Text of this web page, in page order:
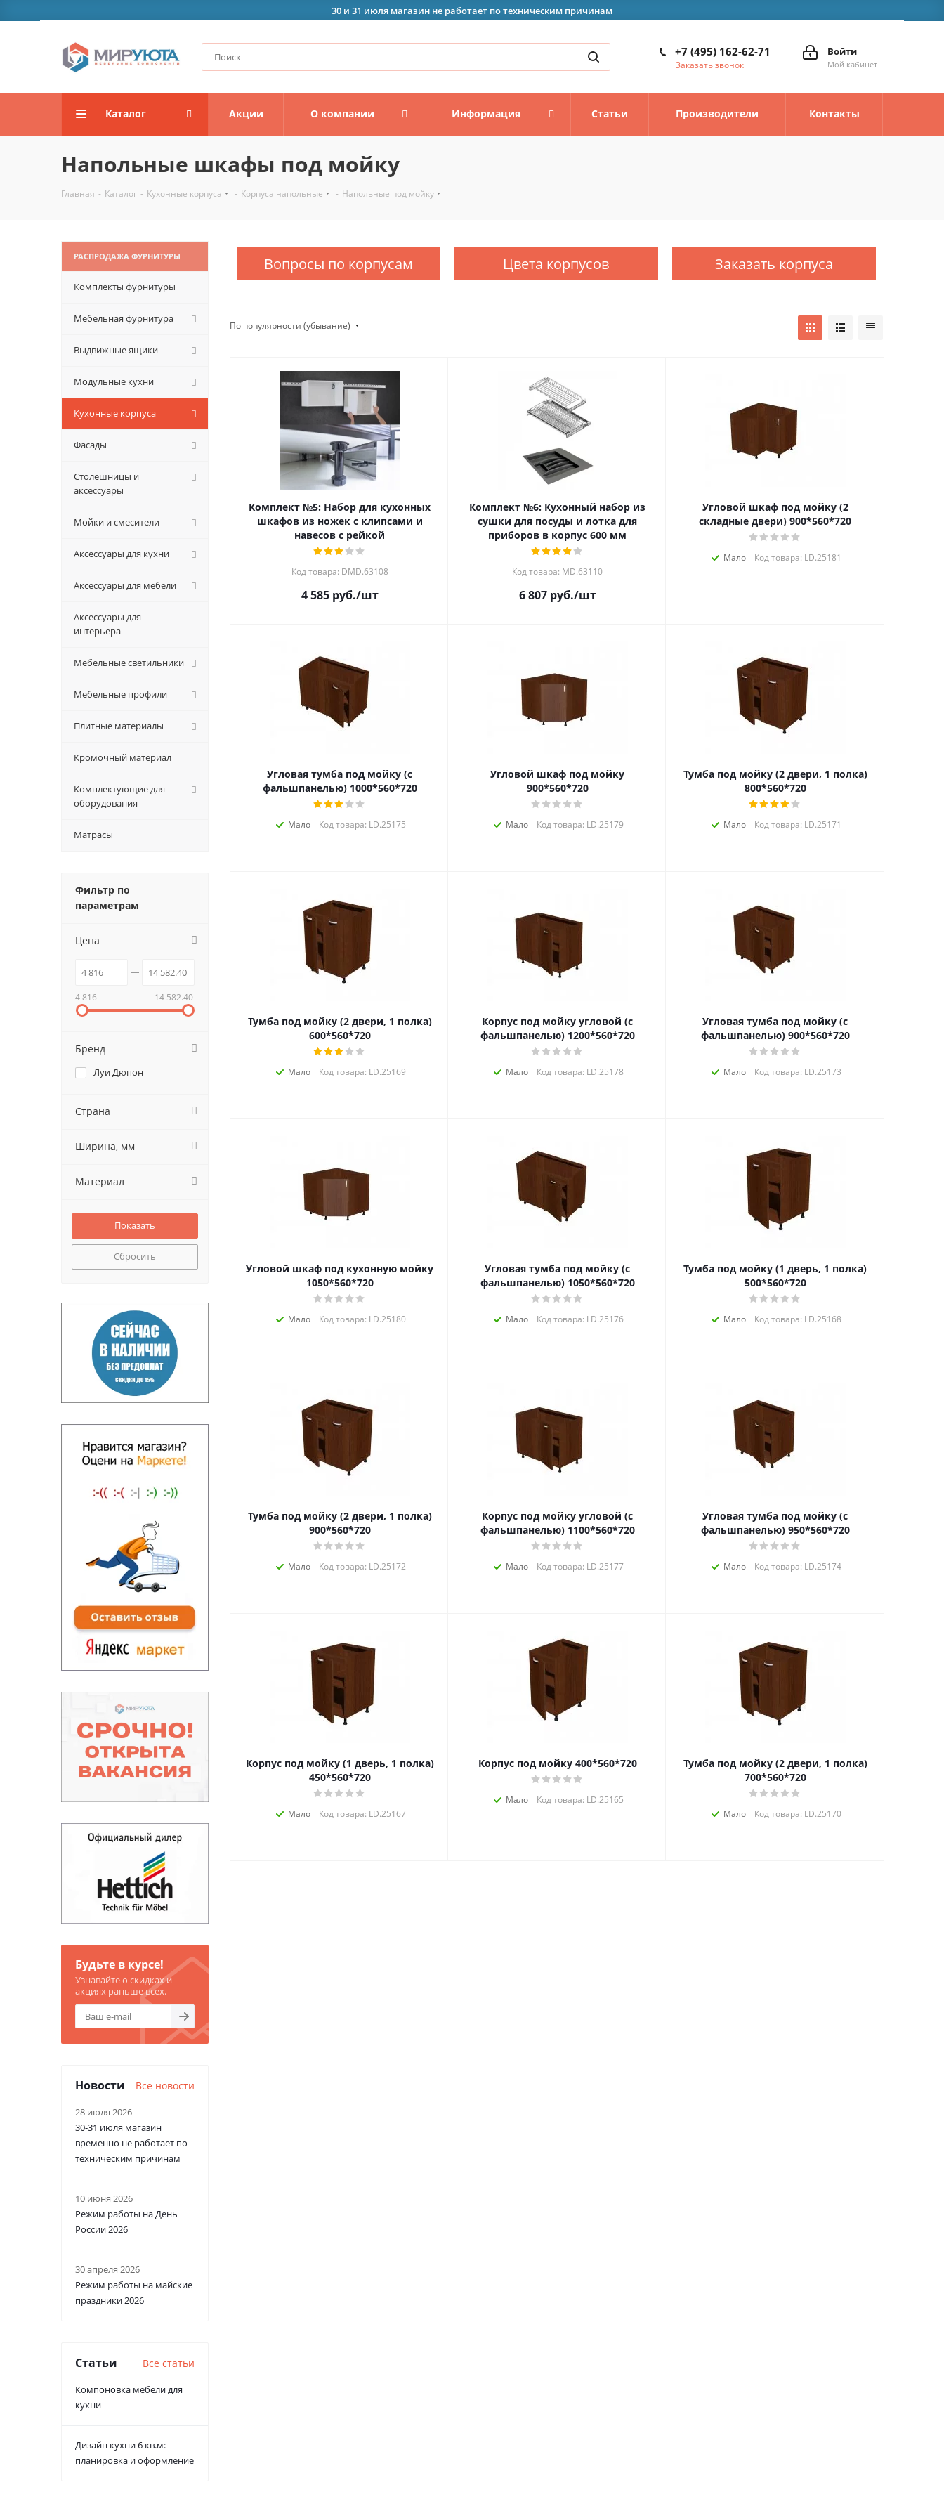
30 и 31 июля магазин не работает по техническим причинам
Войти
Мой кабинет
+7 (495) 162-62-71
Заказать звонок
Каталог Акции О компании Информация Статьи Производители Контакты
Напольные шкафы под мойку
Главная - Каталог - Кухонные корпуса - Корпуса напольные - Напольные под мойку
Вопросы по корпусам Цвета корпусов Заказать корпуса
По популярности (убывание)
Комплект №5: Набор для кухонных
шкафов из ножек с клипсами и
навесов с рейкой
Код товара: DMD.63108
4 585руб./шт
Комплект №6: Кухонный набор из
сушки для посуды и лотка для
приборов в корпус 600 мм
Код товара: MD.63110
6 807руб./шт
Угловой шкаф под мойку (2
складные двери) 900*560*720
Мало Код товара: LD.25181
Угловая тумба под мойку (с
фальшпанелью) 1000*560*720
Мало Код товара: LD.25175
Угловой шкаф под мойку
900*560*720
Мало Код товара: LD.25179
Тумба под мойку (2 двери, 1 полка)
800*560*720
Мало Код товара: LD.25171
Тумба под мойку (2 двери, 1 полка)
600*560*720
Мало Код товара: LD.25169
Корпус под мойку угловой (с
фальшпанелью) 1200*560*720
Мало Код товара: LD.25178
Угловая тумба под мойку (с
фальшпанелью) 900*560*720
Мало Код товара: LD.25173
Угловой шкаф под кухонную мойку
1050*560*720
Мало Код товара: LD.25180
Угловая тумба под мойку (с
фальшпанелью) 1050*560*720
Мало Код товара: LD.25176
Тумба под мойку (1 дверь, 1 полка)
500*560*720
Мало Код товара: LD.25168
Тумба под мойку (2 двери, 1 полка)
900*560*720
Мало Код товара: LD.25172
Корпус под мойку угловой (с
фальшпанелью) 1100*560*720
Мало Код товара: LD.25177
Угловая тумба под мойку (с
фальшпанелью) 950*560*720
Мало Код товара: LD.25174
Корпус под мойку (1 дверь, 1 полка)
450*560*720
Мало Код товара: LD.25167
Корпус под мойку 400*560*720
Мало Код товара: LD.25165
Тумба под мойку (2 двери, 1 полка)
700*560*720
Мало Код товара: LD.25170
РАСПРОДАЖА ФУРНИТУРЫ
Комплекты фурнитуры
Мебельная фурнитура
Выдвижные ящики
Модульные кухни
Кухонные корпуса
Фасады
Столешницы и
аксессуары
Мойки и смесители
Аксессуары для кухни
Аксессуары для мебели
Аксессуары для
интерьера
Мебельные светильники
Мебельные профили
Плитные материалы
Кромочный материал
Комплектующие для
оборудования
Матрасы
Фильтр по
параметрам
Цена
4 816 14 582.40
Бренд
Луи Дюпон
Страна
Ширина, мм
Материал
Сбросить
Будьте в курсе!
Узнавайте о скидках и
акциях раньше всех.
Новости Все новости
28 июля 2026
30-31 июля магазин
временно не работает по
техническим причинам
10 июня 2026
Режим работы на День
России 2026
30 апреля 2026
Режим работы на майские
праздники 2026
Статьи Все статьи
Компоновка мебели для
кухни
Дизайн кухни 6 кв.м:
планировка и оформление